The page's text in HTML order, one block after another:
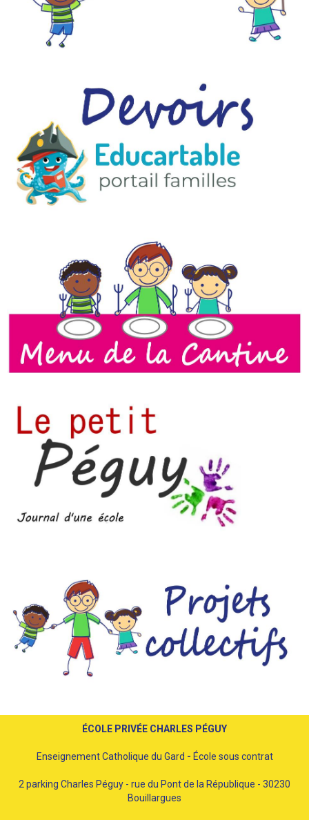
ÉCOLE PRIVÉE CHARLES PÉGUY
Enseignement Catholique du Gard - École sous contrat
2 parking Charles Péguy - rue du Pont de la République - 30230
Bouillargues